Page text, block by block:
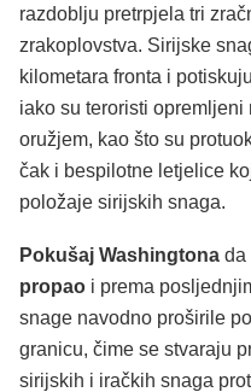
razdoblju pretrpjela tri
zrakoplovstva. Sirijske
kilometara fronta i
iako su teroristi
oružjem, kao što su
čak i bespilotne letjelice
položaje sirijskih snaga.
Pokušaj Washingtona da
propao i prema
snage navodno proširile
granicu, čime se stvaraju
sirijskih i iračkih snaga